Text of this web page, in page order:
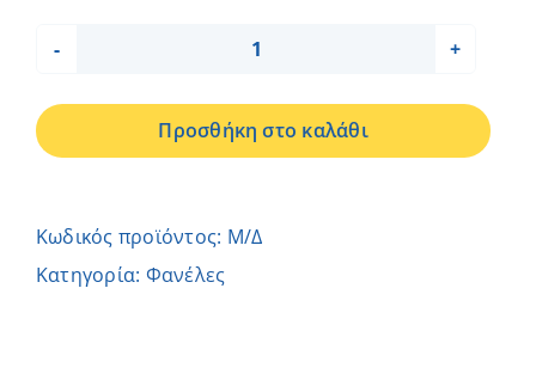
ΚΑΜΗΛΟΠΑΡΔΑΛΗ
ΜΠΛΕ
Προσθήκη στο καλάθι
Κωδικός προϊόντος: Μ/Δ
Κατηγορία: Φανέλες